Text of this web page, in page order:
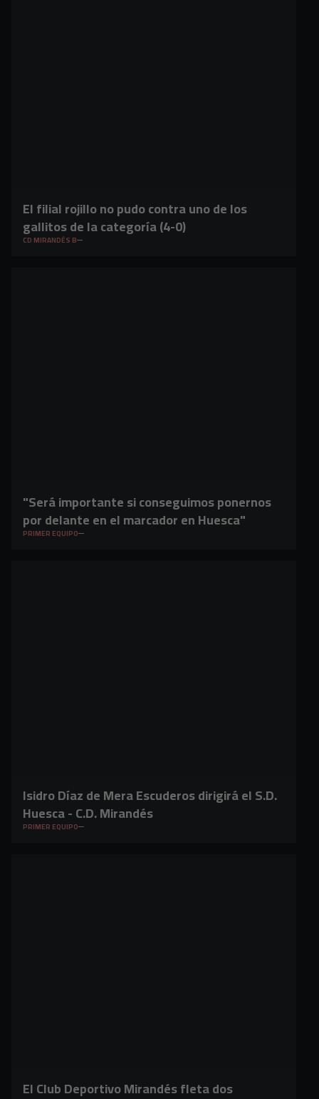
El filial rojillo no pudo contra uno de los
gallitos de la categoría (4-0)
CD MIRANDÉS B
"Será importante si conseguimos ponernos
por delante en el marcador en Huesca"
PRIMER EQUIPO
Isidro Díaz de Mera Escuderos dirigirá el S.D.
Huesca - C.D. Mirandés
PRIMER EQUIPO
El Club Deportivo Mirandés fleta dos